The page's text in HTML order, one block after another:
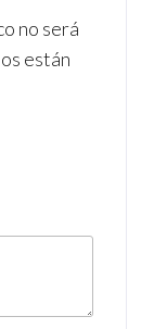
no será
están